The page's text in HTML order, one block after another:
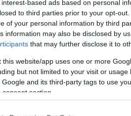
based ads based on personal
to third parties prior to your opt-
of your personal information by third
information may also be disclosed by
that may further disclose it to
this website/app uses one or more
but not limited to your visit or
and its third-party tags to use
section.
az EGRI ÜGYEK Google